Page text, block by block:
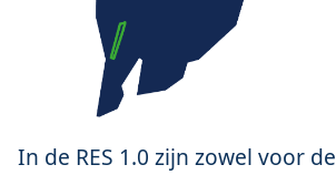
In de RES 1.0 zijn zowel voor de